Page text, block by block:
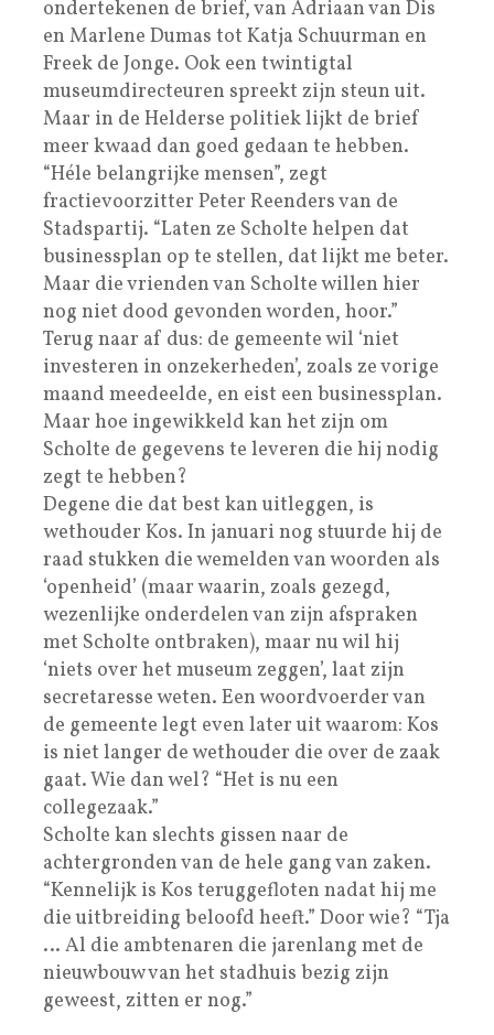
ondertekenen de brief, van Adriaan van Dis
en Marlene Dumas tot Katja Schuurman en
Freek de Jonge. Ook een twintigtal
museumdirecteuren spreekt zijn steun uit.
Maar in de Helderse politiek lijkt de brief
meer kwaad dan goed gedaan te hebben.
“Héle belangrijke mensen”, zegt
fractievoorzitter Peter Reenders van de
Stadspartij. “Laten ze Scholte helpen dat
businessplan op te stellen, dat lijkt me beter.
Maar die vrienden van Scholte willen hier
nog niet dood gevonden worden, hoor.”
Terug naar af dus: de gemeente wil ‘niet
investeren in onzekerheden’, zoals ze vorige
maand meedeelde, en eist een businessplan.
Maar hoe ingewikkeld kan het zijn om
Scholte de gegevens te leveren die hij nodig
zegt te hebben?
Degene die dat best kan uitleggen, is
wethouder Kos. In januari nog stuurde hij de
raad stukken die wemelden van woorden als
‘openheid’ (maar waarin, zoals gezegd,
wezenlijke onderdelen van zijn afspraken
met Scholte ontbraken), maar nu wil hij
‘niets over het museum zeggen’, laat zijn
secretaresse weten. Een woordvoerder van
de gemeente legt even later uit waarom: Kos
is niet langer de wethouder die over de zaak
gaat. Wie dan wel? “Het is nu een
collegezaak.”
Scholte kan slechts gissen naar de
achtergronden van de hele gang van zaken.
“Kennelijk is Kos teruggefloten nadat hij me
die uitbreiding beloofd heeft.” Door wie? “Tja
… Al die ambtenaren die jarenlang met de
nieuwbouw van het stadhuis bezig zijn
geweest, zitten er nog.”